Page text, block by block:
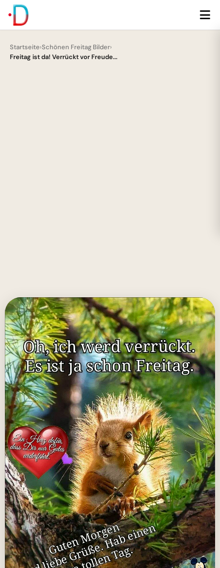
Startseite›Schönen Freitag Bilder›
Freitag ist da! Verrückt vor Freude...